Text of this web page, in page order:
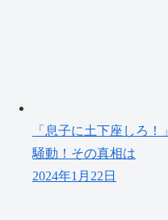
「息子に土下座しろ
騒動！その真相は
2024年1月22日